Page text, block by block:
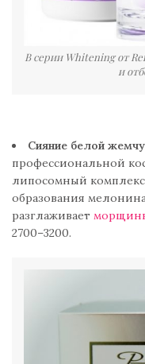
В серии Whitening от
и
Сияние белой
профессиональной
липосомный
образования
разглаживает
2700–3200.